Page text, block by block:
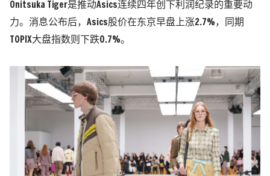
Onitsuka Tiger是推动Asics连续四年创下利润纪录的重要动
力。消息公布后，Asics股价在东京早盘上涨2.7%，同期
TOPIX大盘指数则下跌0.7%。